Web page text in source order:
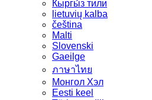
Кыргы́з тили
lietuvių kalba
čeština
Malti
Slovenski
Gaeilge
ภาษาไทย
Монгол Хэл
Eesti keel